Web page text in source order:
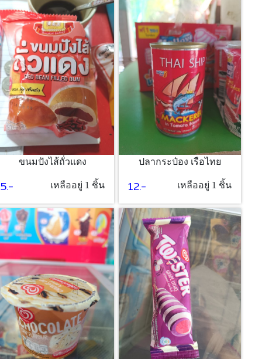
ขนมปังไส้ถั่วแดง
5.- เหลืออยู่ 1 ชิ้น
ปลากระป๋อง เรือไทย
12.- เหลืออยู่ 1 ชิ้น